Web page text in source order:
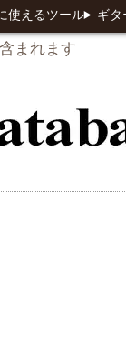
使えるツール ギタ
まれます